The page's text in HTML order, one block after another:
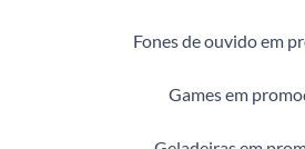
Fones de ouvido em
Games em